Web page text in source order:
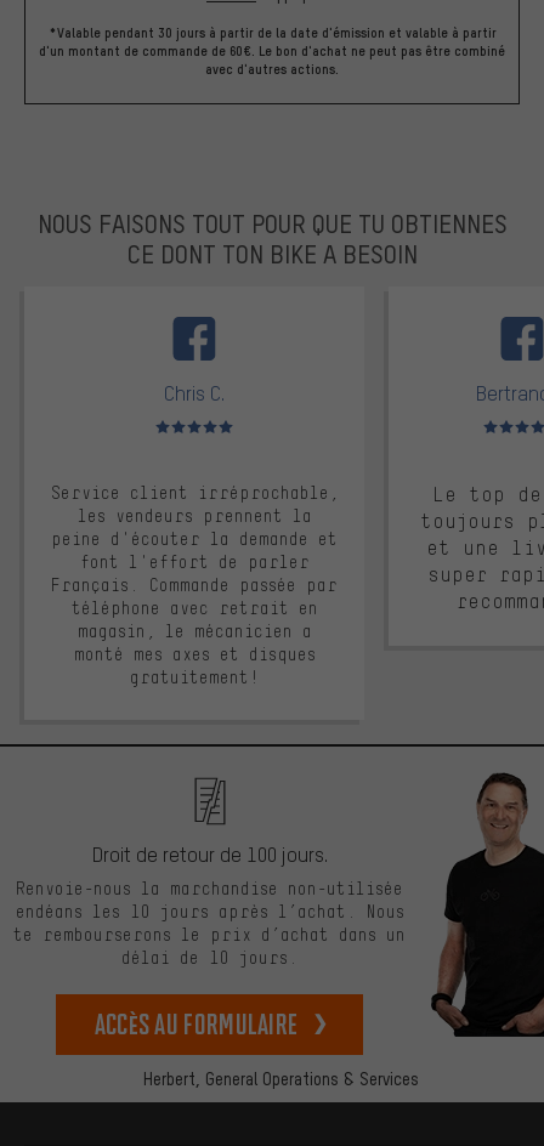
*Valable pendant 30 jours à partir de la date d'émission et valable à partir
d'un montant de commande de 60€. Le bon d'achat ne peut pas être combiné
avec d'autres actions.
NOUS FAISONS TOUT POUR QUE TU OBTIENNES
CE DONT TON BIKE A BESOIN
Chris C.
Note moyenne : 5 sur 5
Service client irréprochable,
les vendeurs prennent la
peine d'écouter la demande et
font l'effort de parler
Français. Commande passée par
téléphone avec retrait en
magasin, le mécanicien a
monté mes axes et disques
gratuitement!
Note
Le top
toujours
et une
super
Herbert, General Operations & Services
Droit de retour de 100 jours.
Renvoie-nous la marchandise non-utilisée
endéans les 10 jours après l’achat. Nous
te rembourserons le prix d’achat dans un
délai de 10 jours.
Accès au formulaire